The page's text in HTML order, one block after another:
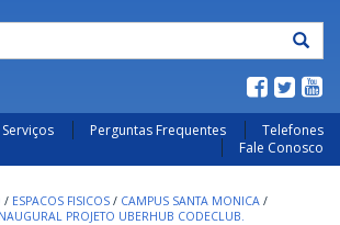
Serviços Perguntas Frequentes
Telefones
Fale Conosco
/ ESPACOS FISICOS / CAMPUS SANTA MONICA /
PROJETO UBERHUB CODECLUB.